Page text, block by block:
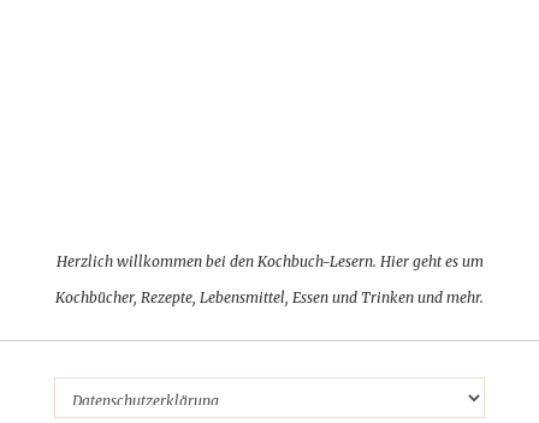
Herzlich willkommen bei den Kochbuch-Lesern. Hier geht es um
Kochbücher, Rezepte, Lebensmittel, Essen und Trinken und mehr.